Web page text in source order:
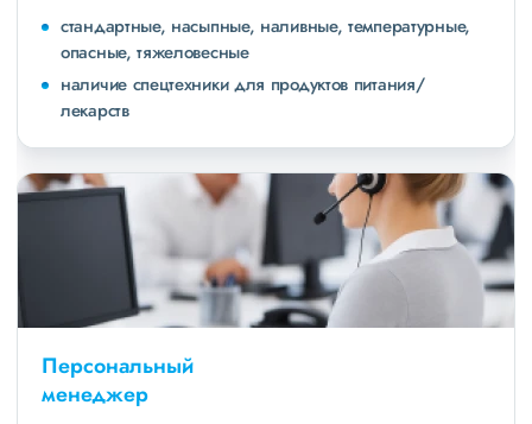
стандартные, насыпные, наливные, температурные,
опасные, тяжеловесные
наличие спецтехники для продуктов питания/
лекарств
Персональный
менеджер